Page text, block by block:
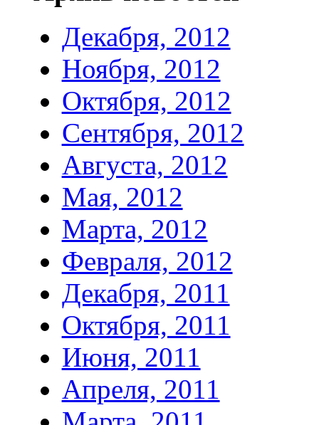
Декабря, 2012
Ноября, 2012
Октября, 2012
Сентября, 2012
Августа, 2012
Мая, 2012
Марта, 2012
Февраля, 2012
Декабря, 2011
Октября, 2011
Июня, 2011
Апреля, 2011